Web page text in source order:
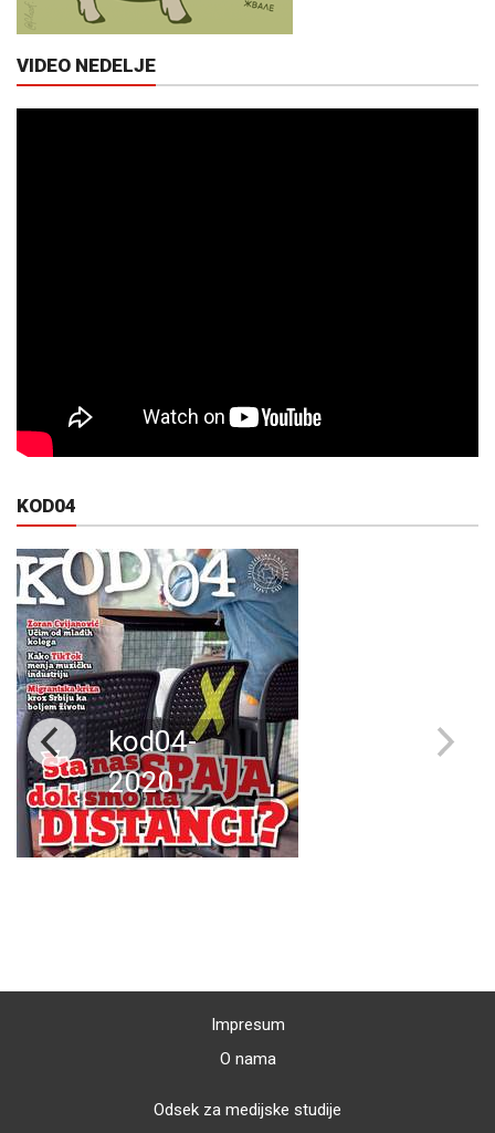
VIDEO NEDELJE
KOD04
kod04-
2020
Impresum
O nama
Odsek za medijske studije